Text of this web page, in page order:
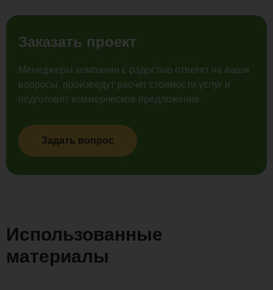
Заказать проект
Менеджеры компании с радостью ответят на ваши
вопросы, произведут расчет стоимости услуг и
подготовят коммерческое предложение.
Задать вопрос
Использованные
материалы